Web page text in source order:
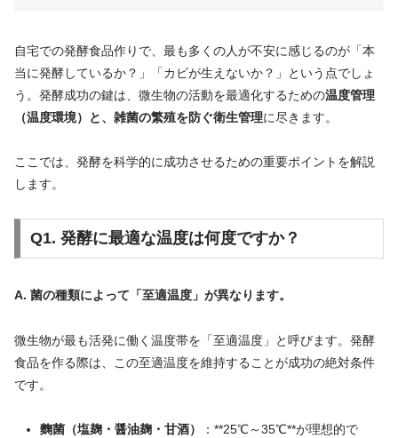
自宅での発酵食品作りで、最も多くの人が不安に感じるのが「本
当に発酵しているか？」「カビが生えないか？」という点でしょ
う。発酵成功の鍵は、微生物の活動を最適化するための温度管理
（温度環境）と、雑菌の繁殖を防ぐ衛生管理に尽きます。
ここでは、発酵を科学的に成功させるための重要ポイントを解説
します。
Q1. 発酵に最適な温度は何度ですか？
A. 菌の種類によって「至適温度」が異なります。
微生物が最も活発に働く温度帯を「至適温度」と呼びます。発酵
食品を作る際は、この至適温度を維持することが成功の絶対条件
です。
麴菌（塩麹・醤油麹・甘酒）
：**25℃～35℃**が理想的で